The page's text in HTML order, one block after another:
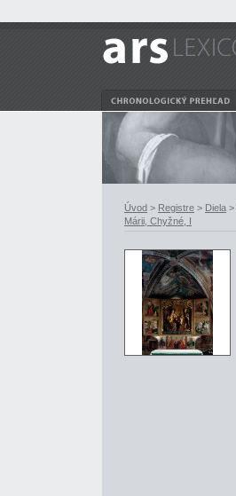
Úvod > Registre > Diela >
Márii, Chyžné, I